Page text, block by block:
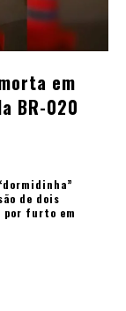
em
BR-020
de dois
por furto em